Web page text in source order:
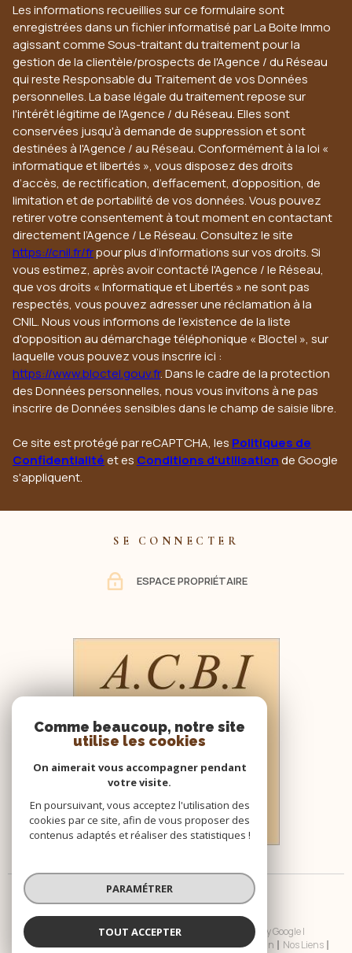
Les informations recueillies sur ce formulaire sont
enregistrées dans un fichier informatisé par La Boite Immo
agissant comme Sous-traitant du traitement pour la
gestion de la clientèle/prospects de l'Agence / du Réseau
qui reste Responsable du Traitement de vos Données
personnelles. La base légale du traitement repose sur
l'intérêt légitime de l'Agence / du Réseau. Elles sont
conservées jusqu'à demande de suppression et sont
destinées à l'Agence / au Réseau. Conformément à la loi «
informatique et libertés », vous disposez des droits
d’accès, de rectification, d’effacement, d’opposition, de
limitation et de portabilité de vos données. Vous pouvez
retirer votre consentement à tout moment en contactant
directement l’Agence / Le Réseau. Consultez le site
https://cnil.fr/frpour plus d’informations sur vos droits. Si
vous estimez, après avoir contacté l'Agence / le Réseau,
que vos droits « Informatique et Libertés » ne sont pas
respectés, vous pouvez adresser une réclamation à la
CNIL. Nous vous informons de l’existence de la liste
d'opposition au démarchage téléphonique « Bloctel », sur
laquelle vous pouvez vous inscrire ici :
https://www.bloctel.gouv.fr. Dans le cadre de la protection
des Données personnelles, nous vous invitons à ne pas
inscrire de Données sensibles dans le champ de saisie libre.
Ce site est protégé par reCAPTCHA, les Politiques de
Confidentialitéet es Conditions d'utilisationde Google
s'appliquent.
SE CONNECTER
ESPACE PROPRIÉTAIRE
© 2026 | Tous droits réservés | Traduction powered by Google |
Nos Honoraires
Plan Du Site Mentions Légales Admin
Nos Liens
Comme beaucoup, notre site
utilise les cookies
On aimerait vous accompagner pendant
votre visite.
En poursuivant, vous acceptez l'utilisation des
cookies par ce site, afin de vous proposer des
contenus adaptés et réaliser des statistiques !
PARAMÉTRER
TOUT ACCEPTER